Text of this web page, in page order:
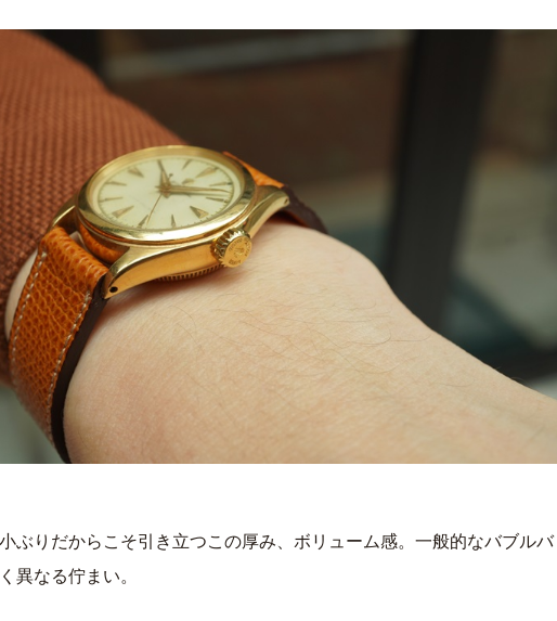
ぶりだからこそ引き立つこの厚み、ボリューム感。一般的なバブルバ
異なる佇まい。